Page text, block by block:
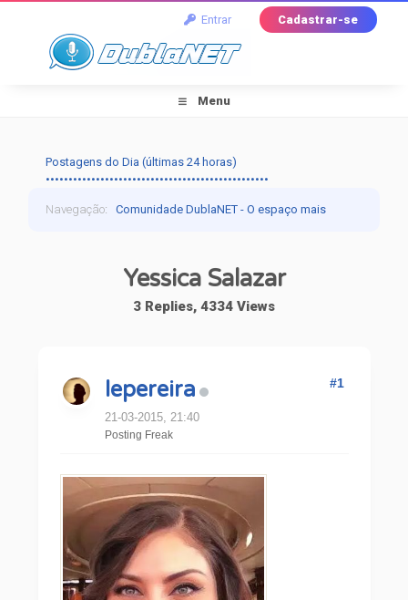
Entrar Cadastrar-se
Menu
Postagens do Dia (últimas 24 horas)
•••••••••••••••••••••••••••••••••••••••••••••••••
Navegação:Comunidade DublaNET - O espaço mais
Yessica Salazar
3 Replies, 4334 Views
lepereira
21-03-2015, 21:40
Posting Freak
#1